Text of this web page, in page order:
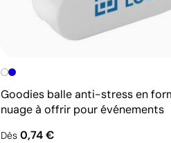
Goodies balle anti-stress en
nuage à offrir pour événements
Dès0,74 €